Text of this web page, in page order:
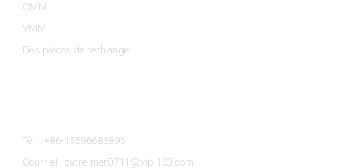
CMM
VMM
Des pièces de rechange
Tél. : +86-15596686895
Courriel : outre-mer0711@vip.163.com